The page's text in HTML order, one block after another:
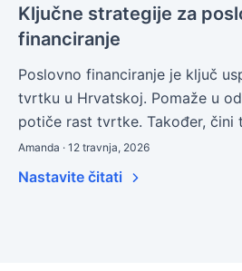
Ključne strategije za
financiranje
Poslovno financiranje je ključ
tvrtku u Hrvatskoj. Pomaže u
potiče rast tvrtke. Također, čini
Amanda · 12 travnja, 2026
Nastavite čitati